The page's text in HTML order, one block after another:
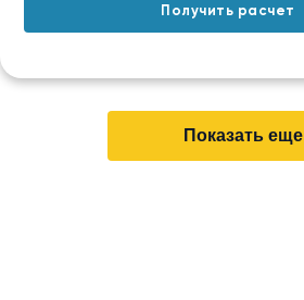
Получить расчет
Показать еще